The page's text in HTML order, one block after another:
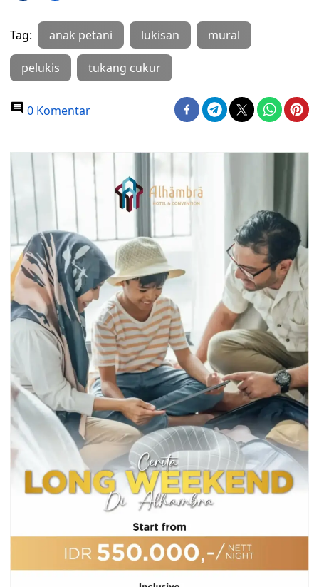
Tag: anak petani lukisan mural
pelukis tukang cukur
0 Komentar